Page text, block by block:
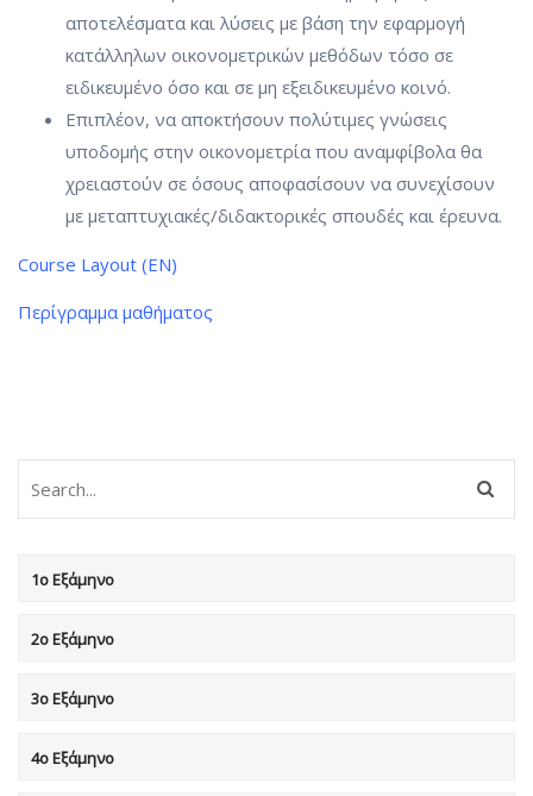
αποτελέσματα και λύσεις με βάση την εφαρμογή
κατάλληλων οικονομετρικών μεθόδων τόσο σε
ειδικευμένο όσο και σε μη εξειδικευμένο κοινό.
Επιπλέον, να αποκτήσουν πολύτιμες γνώσεις
υποδομής στην οικονομετρία που αναμφίβολα θα
χρειαστούν σε όσους αποφασίσουν να συνεχίσουν
με μεταπτυχιακές/διδακτορικές σπουδές και έρευνα.
Course Layout (EN)
Περίγραμμα μαθήματος
1ο Εξάμηνο
2ο Εξάμηνο
3ο Εξάμηνο
4ο Εξάμηνο